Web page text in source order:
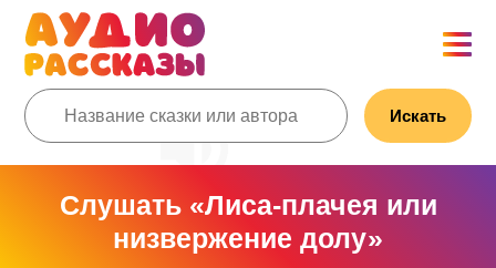
Искать
Слушать «Лиса-плачея или
низвержение долу»